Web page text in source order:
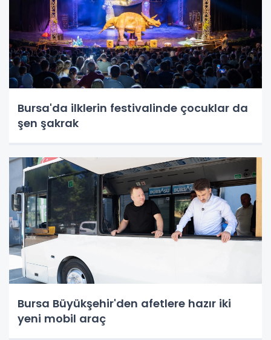
Bursa'da ilklerin festivalinde çocuklar da
şen şakrak
Bursa Büyükşehir'den afetlere hazır iki
yeni mobil araç